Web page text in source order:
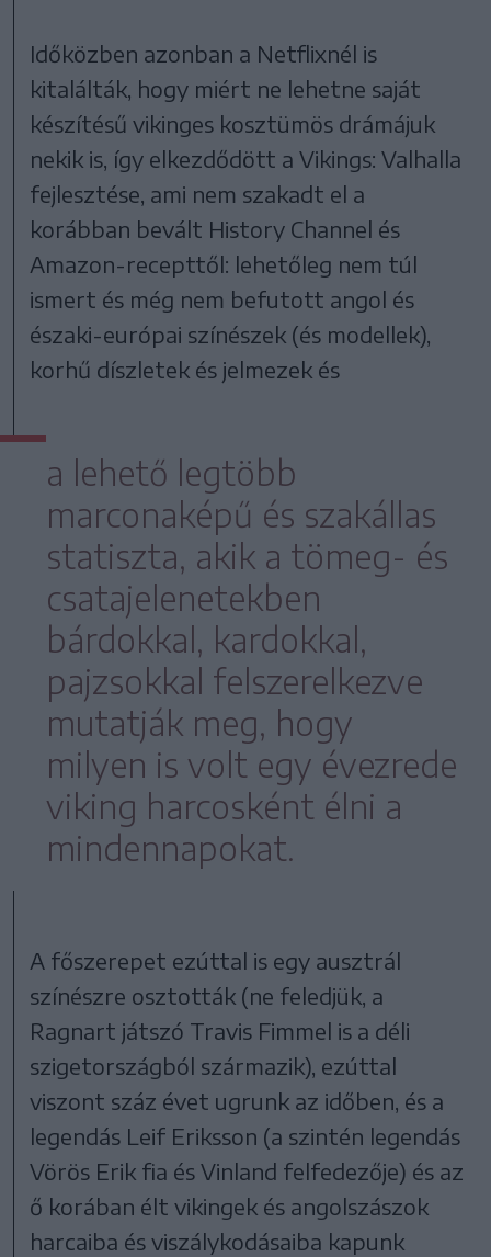
Időközben azonban a Netflixnél is
kitalálták, hogy miért ne lehetne saját
készítésű vikinges kosztümös drámájuk
nekik is, így elkezdődött a Vikings: Valhalla
fejlesztése, ami nem szakadt el a
korábban bevált History Channel és
Amazon-recepttől: lehetőleg nem túl
ismert és még nem befutott angol és
északi-európai színészek (és modellek),
korhű díszletek és jelmezek és
a lehető legtöbb
marconaképű és szakállas
statiszta, akik a tömeg- és
csatajelenetekben
bárdokkal, kardokkal,
pajzsokkal felszerelkezve
mutatják meg, hogy
milyen is volt egy évezrede
viking harcosként élni a
mindennapokat.
A főszerepet ezúttal is egy ausztrál
színészre osztották (ne feledjük, a
Ragnart játszó Travis Fimmel is a déli
szigetországból származik), ezúttal
viszont száz évet ugrunk az időben, és a
legendás Leif Eriksson (a szintén legendás
Vörös Erik fia és Vinland felfedezője) és az
ő korában élt vikingek és angolszászok
harcaiba és viszálykodásaiba kapunk